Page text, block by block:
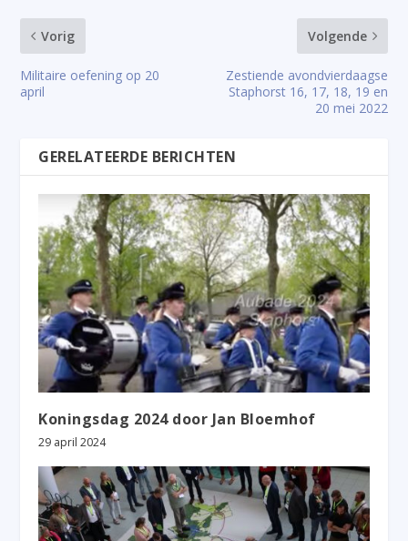
Vorig
Militaire oefening op 20
april
Volgende
Zestiende avondvierdaagse
Staphorst 16, 17, 18, 19 en
20 mei 2022
GERELATEERDE BERICHTEN
Koningsdag 2024 door Jan Bloemhof
29 april 2024